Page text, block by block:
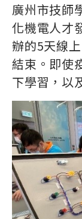
廣州市技師
化機電人才
辦的5天線
結束。即使
下學習，以